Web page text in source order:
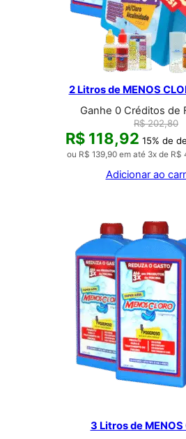
2 Litros de MENOS
Ganhe 0 Créditos de
R$202,80
R$ 118,92 15% de
ou R$ 139,90 em até 3x de R$
Adicionar ao
3 Litros de MENOS